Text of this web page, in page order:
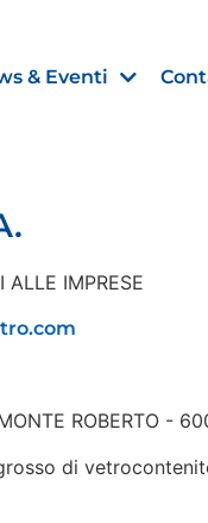
& Eventi
alle Imprese
ALLE IMPRESE
ROBERTO -
di